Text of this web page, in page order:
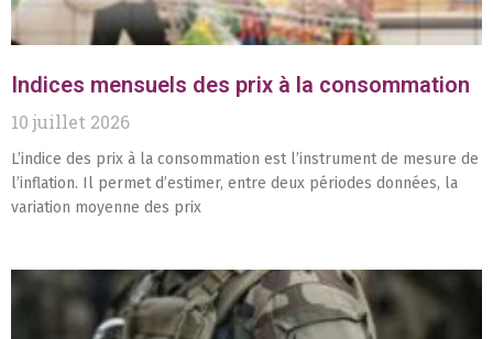
Indices mensuels des prix à la consommation
10 juillet 2026
L’indice des prix à la consommation est l’instrument de mesure de
l’inflation. Il permet d’estimer, entre deux périodes données, la
variation moyenne des prix